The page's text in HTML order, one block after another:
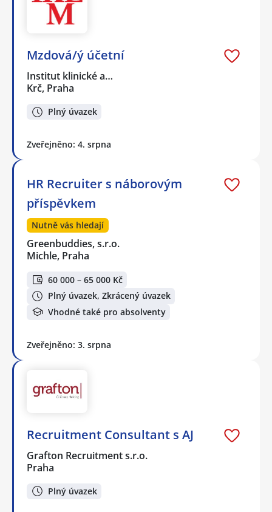
Mzdová/ý účetní
Institut klinické a…
Krč, Praha
Plný úvazek
Zveřejněno: 4. srpna
HR Recruiter s náborovým
příspěvkem
Nutně vás hledají
Greenbuddies, s.r.o.
Michle, Praha
60 000 – 65 000 Kč
Plný úvazek, Zkrácený úvazek
Vhodné také pro absolventy
Zveřejněno: 3. srpna
Recruitment Consultant s AJ
Grafton Recruitment s.r.o.
Praha
Plný úvazek